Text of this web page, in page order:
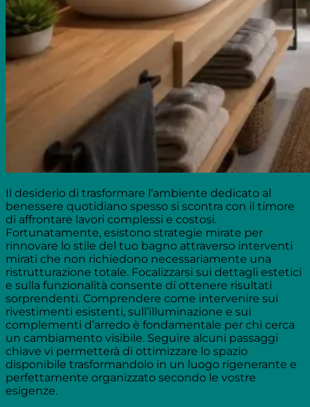
Il desiderio di trasformare l’ambiente dedicato al
benessere quotidiano spesso si scontra con il timore
di affrontare lavori complessi e costosi.
Fortunatamente, esistono strategie mirate per
rinnovare lo stile del tuo bagno attraverso interventi
mirati che non richiedono necessariamente una
ristrutturazione totale. Focalizzarsi sui dettagli estetici
e sulla funzionalità consente di ottenere risultati
sorprendenti. Comprendere come intervenire sui
rivestimenti esistenti, sull’illuminazione e sui
complementi d’arredo è fondamentale per chi cerca
un cambiamento visibile. Seguire alcuni passaggi
chiave vi permetterà di ottimizzare lo spazio
disponibile trasformandolo in un luogo rigenerante e
perfettamente organizzato secondo le vostre
esigenze.